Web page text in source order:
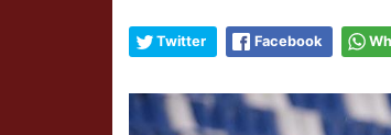
Twitter Facebook